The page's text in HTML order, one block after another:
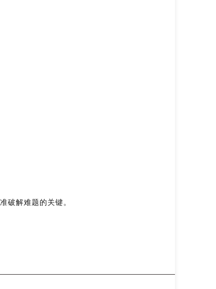
破解难题的关键。